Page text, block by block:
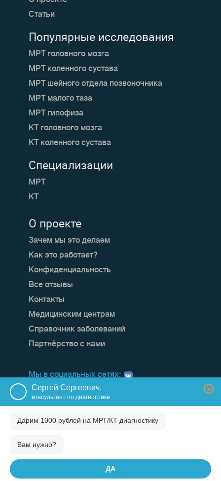
О проекте
Зачем мы это делаем
Как это работает?
Конфиденциальность
Все отзывы
Контакты
Медицинским центрам
Справочник заболеваний
Партнёрство с нами
Статьи
Специализации
МРТ
КТ
Популярные исследования
МРТ головного мозга
МРТ коленного сустава
МРТ шейного отдела позвоночника
МРТ малого таза
МРТ гипофиза
КТ головного мозга
КТ коленного сустава
Мы в социальных сетях:
×
Сергей Сергеевич,
консультант по диагностике
Дарим 1000 рублей на МРТ/КТ диагностику
Вам нужно?
ДА